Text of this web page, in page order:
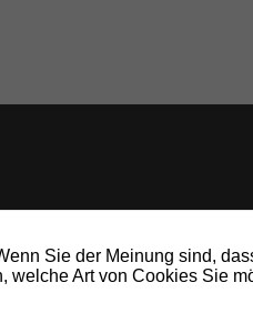
Braunschweig, Peine &
Sie der Meinung sind,
welche Art von Cookies Sie